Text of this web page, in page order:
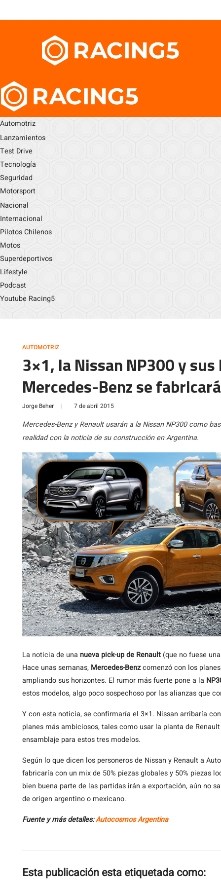
Automotriz
Lanzamientos
Test Drive
Tecnología
Seguridad
Motorsport
Nacional
Internacional
Pilotos Chilenos
Motos
Superdeportivos
Lifestyle
Podcast
Youtube Racing5
AUTOMOTRIZ
3×1, la Nissan NP300 y
Mercedes-Benz se
Jorge Beher | 7 de abril 2015
Mercedes-Benz y Renault usarán a la Nissan NP300 como
realidad con la noticia de su construcción en Argentina.
La noticia de una nueva pick-up de Renault (que no fuese
Hace unas semanas, Mercedes-Benzcomenzó con los
ampliando sus horizontes. El rumor más fuerte pone a la
estos modelos, algo poco sospechoso por las alianzas que
Y con esta noticia, se confirmaría el 3×1. Nissan arribaría
planes más ambiciosos, tales como usar la planta de
ensamblaje para estos tres modelos.
Según lo que dicen los personeros de Nissan y Renault a
fabricaría con un mix de 50% piezas globales y 50% piezas
bien buena parte de las partidas irán a exportación, aún no
de origen argentino o mexicano.
Fuente y más detalles:Autocosmos Argentina
Esta publicación esta etiquetada como: